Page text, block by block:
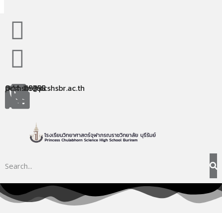
044-119758
044-119995
pcshsbr@pcshsbr.ac.th